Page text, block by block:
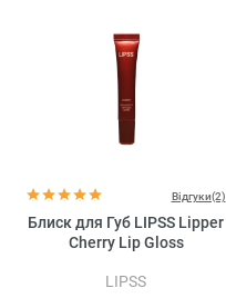
Відгуки(2)
Блиск для Губ LIPSS Lipper
Cherry Lip Gloss
LIPSS